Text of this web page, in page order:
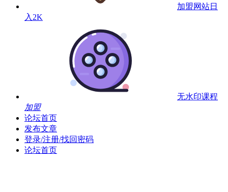
加盟网站日
入2K
无水印课程
加盟
论坛首页
发布文章
登录/注册/找回密码
论坛首页